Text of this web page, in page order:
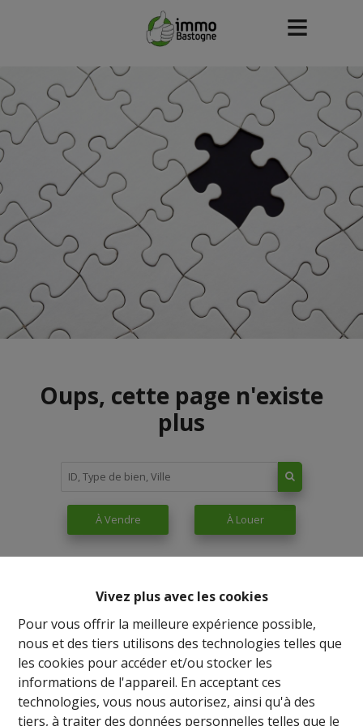
Vivez plus avec les cookies
Pour vous offrir la meilleure expérience possible,
nous et des tiers utilisons des technologies telles que
les cookies pour accéder et/ou stocker les
informations de l'appareil. En acceptant ces
technologies, vous nous autorisez, ainsi qu'à des
tiers, à traiter des données personnelles telles que le
Oups, cette page n'existe
plus
À Vendre À Louer